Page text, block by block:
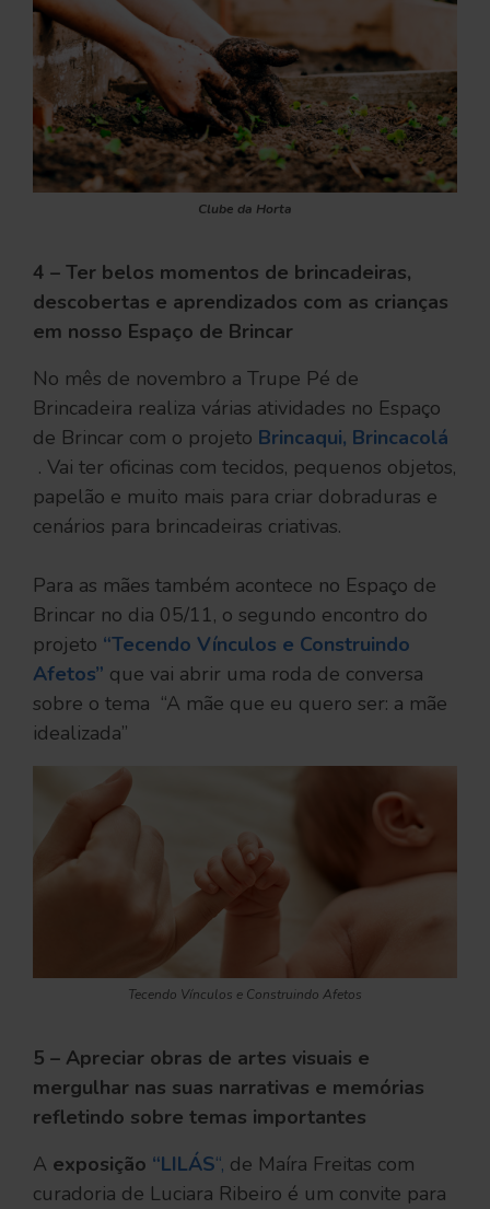
Clube da Horta
4 – Ter belos momentos de brincadeiras,
descobertas e aprendizados com as crianças
em nosso Espaço de Brincar
No mês de novembro a Trupe Pé de
Brincadeira realiza várias atividades no Espaço
de Brincar com o projeto Brincaqui, Brincacolá
. Vai ter oficinas com tecidos, pequenos objetos,
papelão e muito mais para criar dobraduras e
cenários para brincadeiras criativas.
Para as mães também acontece no Espaço de
Brincar no dia 05/11, o segundo encontro do
projeto “Tecendo Vínculos e Construindo
Afetos” que vai abrir uma roda de conversa
sobre o tema  “A mãe que eu quero ser: a mãe
idealizada”
Tecendo Vínculos e Construindo Afetos
5 – Apreciar obras de artes visuais e
mergulhar nas suas narrativas e memórias
refletindo sobre temas importantes
A exposição “LILÁS“, de Maíra Freitas com
curadoria de Luciara Ribeiro é um convite para